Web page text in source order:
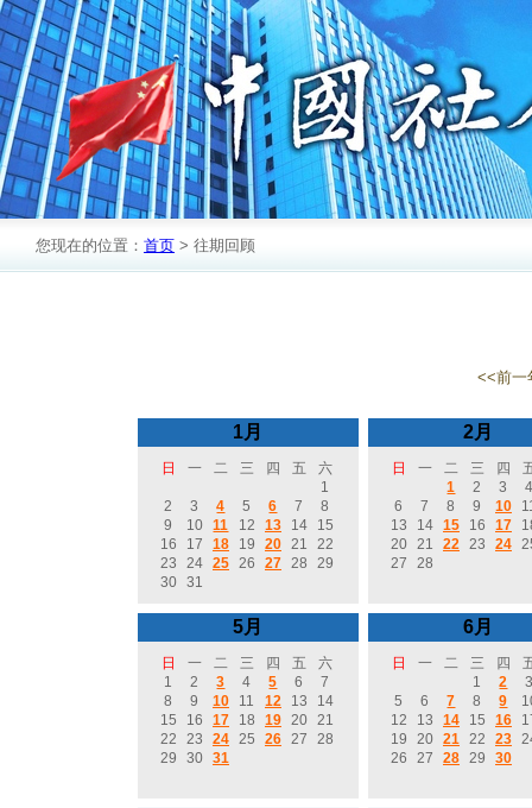
您现在的位置： 首页 > 往期回顾
<<前一
1月
日 一 二 三 四 五
六
1
2
3 4 5 6 7
8
9
10 11 12 13 14
15
16
17 18 19 20 21
22
23
24 25 26 27 28
29
30 31
2月
日 一 二 三 四
3
2
1
6
7 8 9 10
13
14 15 16 17
20 21 22 23 24
27
28
5月
日 一 二 三 四 五
六
1
2 3 4 5 6
7
8
9 10 11 12 13
14
15
16 17 18 19 20 21
22
23 24 25 26 27
28
29
30 31
6月
日 一 二 三 四
2
1
5
6 7 8 9
12
13 14 15 16
19
20 21 22 23
26
27 28 29 30